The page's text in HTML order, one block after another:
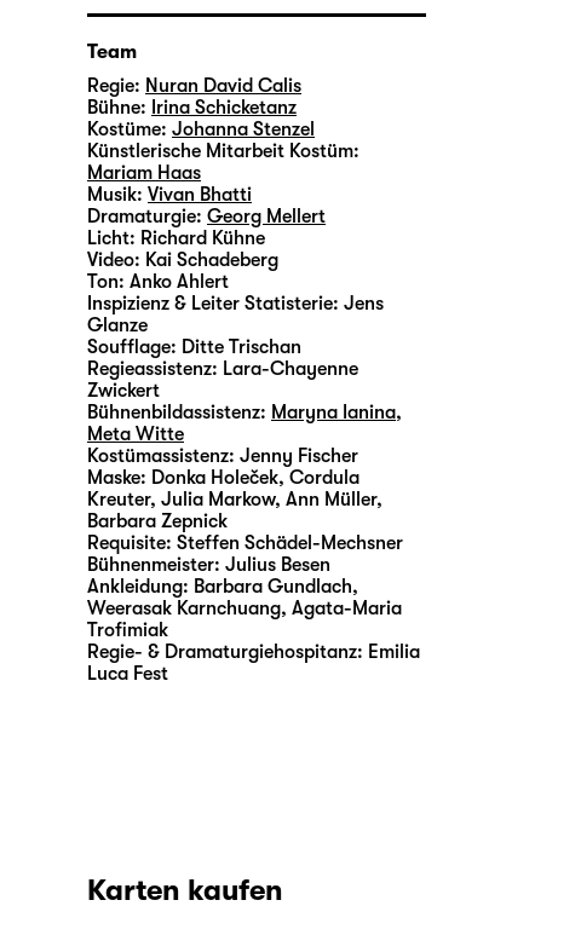
Team
Regie: Nuran David Calis
Bühne: Irina Schicketanz
Kostüme: Johanna Stenzel
Künstlerische Mitarbeit Kostüm:
Mariam Haas
Musik: Vivan Bhatti
Dramaturgie: Georg Mellert
Licht: Richard Kühne
Video: Kai Schadeberg
Ton: Anko Ahlert
Inspizienz & Leiter Statisterie: Jens
Glanze
Soufflage: Ditte Trischan
Regieassistenz: Lara-Chayenne
Zwickert
Bühnenbildassistenz: Maryna Ianina,
Meta Witte
Kostümassistenz: Jenny Fischer
Maske: Donka Holeček, Cordula
Kreuter, Julia Markow, Ann Müller,
Barbara Zepnick
Requisite: Steffen Schädel-Mechsner
Bühnenmeister: Julius Besen
Ankleidung: Barbara Gundlach,
Weerasak Karnchuang, Agata-Maria
Trofimiak
Regie- & Dramaturgiehospitanz: Emilia
Luca Fest
Karten kaufen